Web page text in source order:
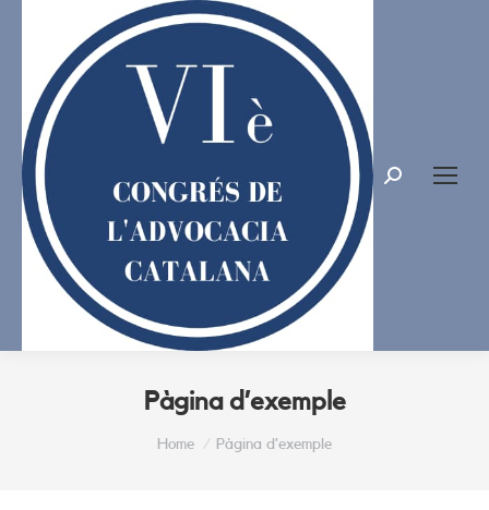
Search:
Pàgina d’exemple
Home Pàgina d’exemple